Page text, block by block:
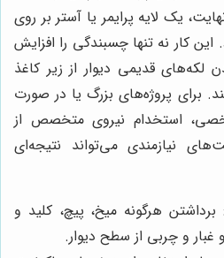
یک لایه پرایمر یا آستر بر روی
کار نه تنها چسبندگی را افزایش
لکه‌های قدیمی دیوار از زیر کاغذ
برای پروژه‌های بزرگ یا در صورت
استخدام نیروی متخصص از
نیازمندی می‌تواند نتیجه‌ای
هرگونه میخ، پیچ، کلید و
غبار و چربی از سطح دیوار.